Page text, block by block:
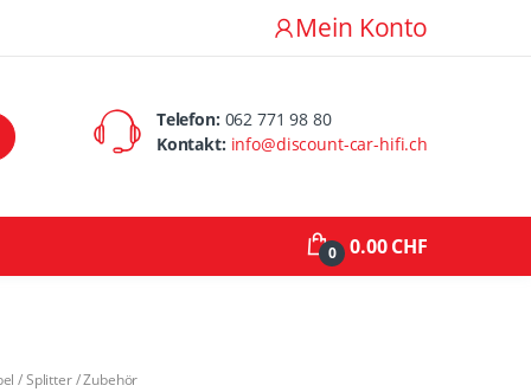
Mein Konto
Telefon: 062 771 98 80
Kontakt: info@discount-car-hifi.ch
0 0.00 CHF
/ Splitter / Zubehör